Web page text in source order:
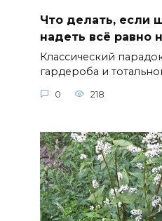
Что делать, если
надеть всё равно
Классический
гардероба и
0 218